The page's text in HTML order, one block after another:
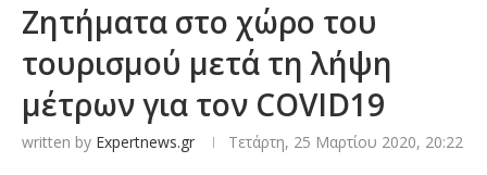
Zητήματα στο χώρο του
τουρισμού μετά τη λήψη
μέτρων για τον COVID19
written by Expertnews.gr Τετάρτη, 25 Μαρτίου 2020, 20:22